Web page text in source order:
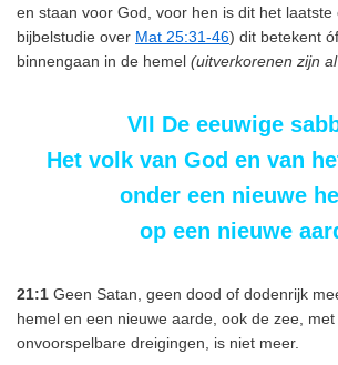
en staan voor God, voor hen is dit het laatste
bijbelstudie over Mat 25:31-46) dit betekent
binnengaan in de hemel (uitverkorenen zijn
VII De eeuwige
Het volk van God en van
onder een nieuwe
op een nieuwe
21:1 Geen Satan, geen dood of dodenrijk
hemel en een nieuwe aarde, ook de zee,
onvoorspelbare dreigingen, is niet meer.